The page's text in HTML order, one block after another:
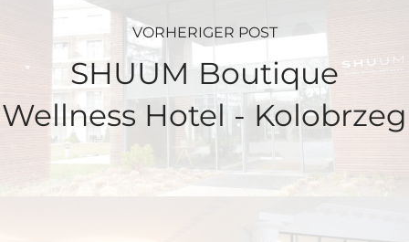
VORHERIGER POST
SHUUM Boutique
Wellness Hotel - Kolobrzeg